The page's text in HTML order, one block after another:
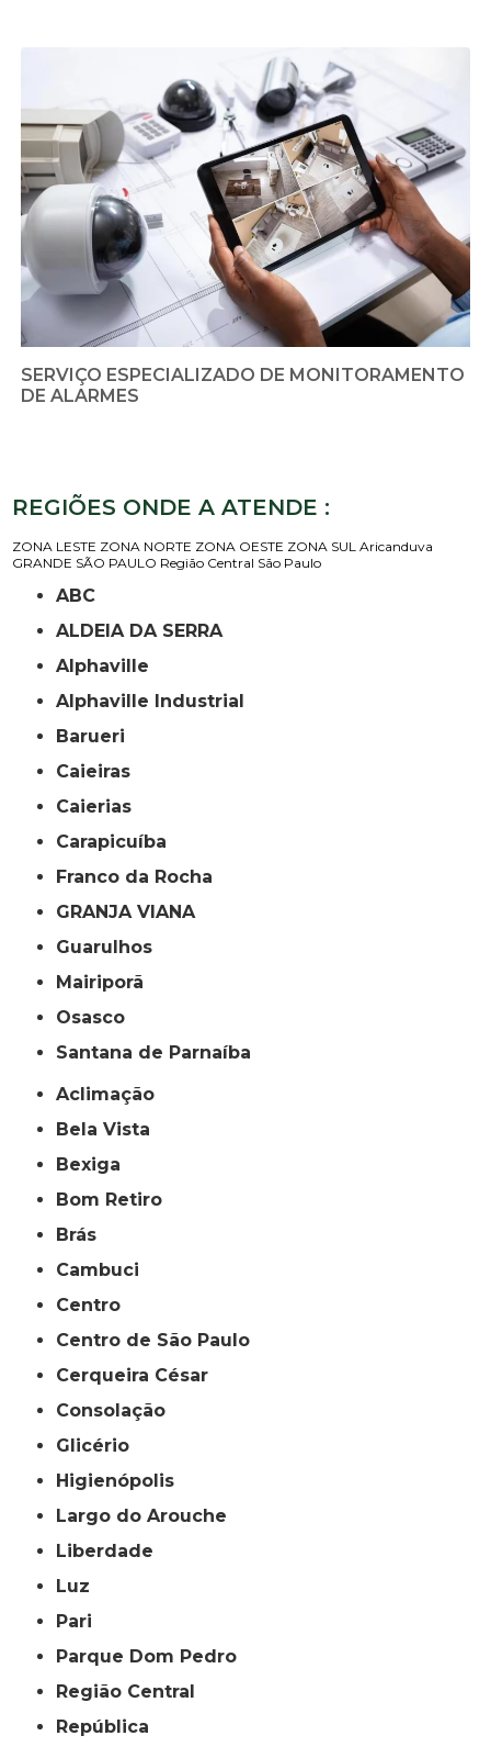
SERVIÇO ESPECIALIZADO DE MONITORAMENTO
DE ALARMES
REGIÕES ONDE A ATENDE :
ZONA LESTE ZONA NORTE ZONA OESTE ZONA SUL Aricanduva
GRANDE SÃO PAULO Região Central São Paulo
ABC
ALDEIA DA SERRA
Alphaville
Alphaville Industrial
Barueri
Caieiras
Caierias
Carapicuíba
Franco da Rocha
GRANJA VIANA
Guarulhos
Mairiporã
Osasco
Santana de Parnaíba
Aclimação
Bela Vista
Bexiga
Bom Retiro
Brás
Cambuci
Centro
Centro de São Paulo
Cerqueira César
Consolação
Glicério
Higienópolis
Largo do Arouche
Liberdade
Luz
Pari
Parque Dom Pedro
Região Central
República